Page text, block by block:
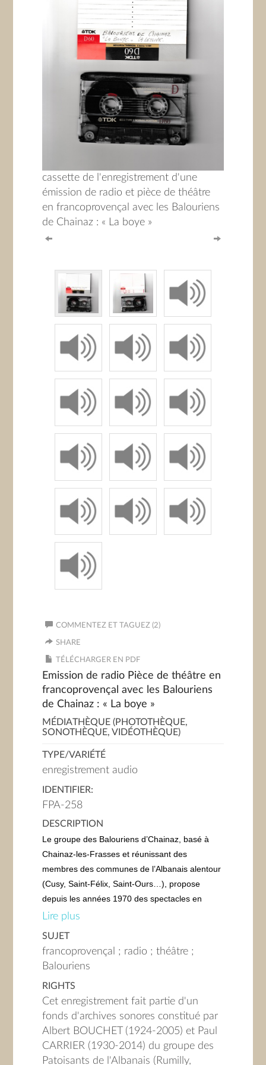
cassette de l'enregistrement d'une
émission de radio et pièce de théâtre
en francoprovençal avec les Balouriens
de Chainaz : « La boye »
COMMENTEZ ET TAGUEZ (2)
SHARE
TÉLÉCHARGER EN PDF
Emission de radio Pièce de théâtre en
francoprovençal avec les Balouriens
de Chainaz : « La boye »
MÉDIATHÈQUE (PHOTOTHÈQUE,
SONOTHÈQUE, VIDÉOTHÈQUE)
TYPE/VARIÉTÉ
enregistrement audio
IDENTIFIER:
FPA-258
DESCRIPTION
Le groupe des Balouriens d’Chainaz, basé à
Chainaz-les-Frasses et réunissant des
membres des communes de l’Albanais alentour
(Cusy, Saint-Félix, Saint-Ours…), propose
depuis les années 1970 des spectacles en
francoprovençal avec pièces (souvent écrites
Cusy), histoires drôles et chansons. Leurs
emmènent dans de nombreux villages de
Savoie (une dizaine de dates par an).
Cette cassette est la captation d’une émission
de la Radio Suisse Romande consacrée aux
Balouriens.
Lire plus
SUJET
francoprovençal ; radio ; théâtre ;
Balouriens
RIGHTS
Cet enregistrement fait partie d'un
fonds d'archives sonores constitué par
Albert BOUCHET (1924-2005) et Paul
CARRIER (1930-2014) du groupe des
Patoisants de l'Albanais (Rumilly,